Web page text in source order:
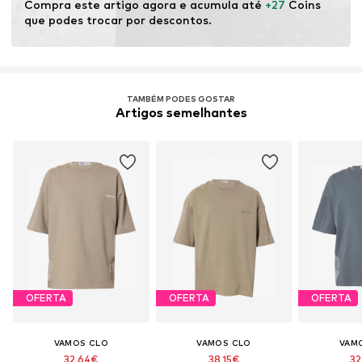
Compra este artigo agora e acumula até +27 Coins
que podes trocar por descontos.
TAMBÉM PODES GOSTAR
Artigos semelhantes
OFERTA
VAMOS CLO
32,64€
OFERTA
VAMOS CLO
38,15€
OFERTA